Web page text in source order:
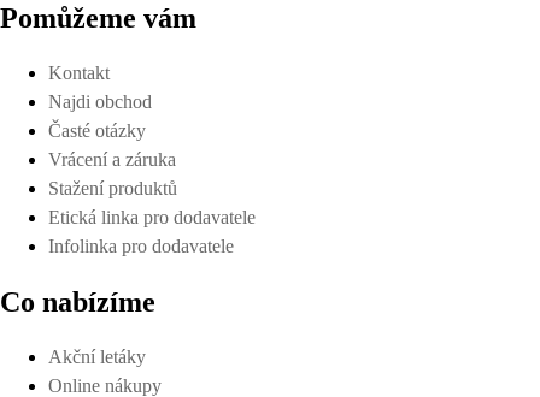
Pomůžeme vám
Kontakt
Najdi obchod
Časté otázky
Vrácení a záruka
Stažení produktů
Etická linka pro dodavatele
Infolinka pro dodavatele
Co nabízíme
Akční letáky
Online nákupy